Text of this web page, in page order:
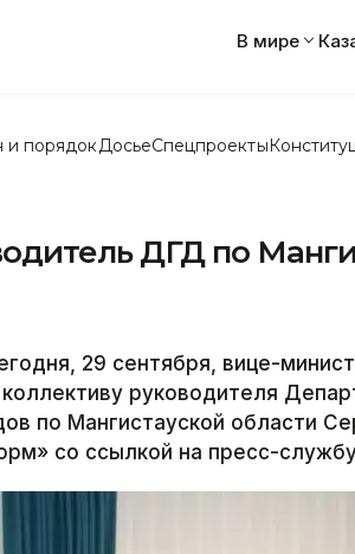
В мире
и порядок ДосьеСпецпроекты
ДГД по
29 сентября, вице-
руководителя
по Мангистауской области
со ссылкой на пресс-